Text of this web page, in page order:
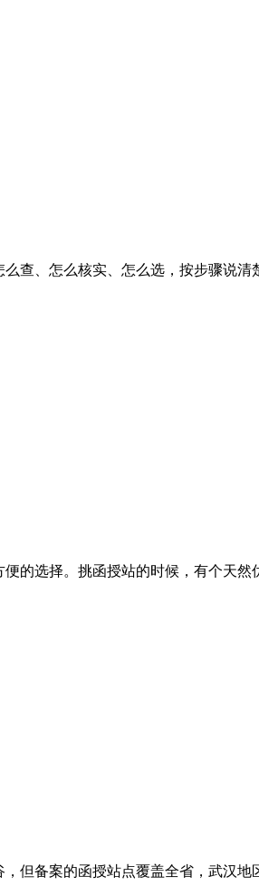
查、怎么核实、怎么选，按步骤说清
的选择。挑函授站的时候，有个天
但备案的函授站点覆盖全省，武汉